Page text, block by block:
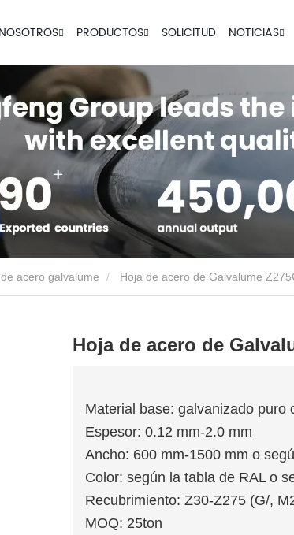
PRODUCTOS SOLICITUD NOTICIAS
acero galvalume Hoja de acero de Galvalume
Hoja de acero de
Material base: galvanizado puro
Espesor: 0.12 mm-2.0 mm
Ancho: 600 mm-1500 mm o
Color: según la tabla de RAL o
Recubrimiento: Z30-Z275 (G/,
MOQ: 25ton